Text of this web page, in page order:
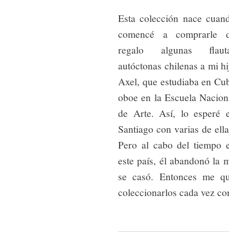
Esta colección nace
comencé a comprarle
regalo algunas
autóctonas chilenas a mi
Axel, que estudiaba en
oboe en la Escuela
de Arte. Así, lo esperé
Santiago con varias de
Pero al cabo del tiempo
este país, él abandonó la
se casó. Entonces me
coleccionarlos cada vez